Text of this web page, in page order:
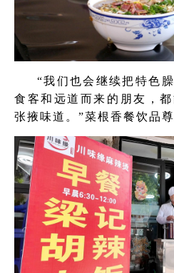
“我们也会继续把特色
食客和远道而来的朋友，
张掖味道。”菜根香餐饮品